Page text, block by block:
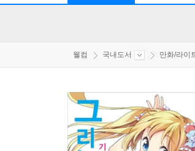
웰컴 국내도서 만화/라이